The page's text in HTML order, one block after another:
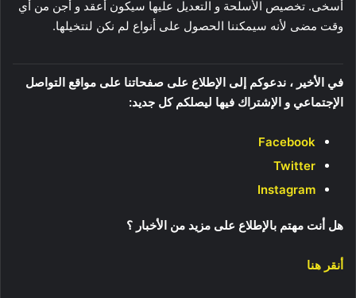
أسخى. تخصيص الأسلحة و التعديل عليها سيكون أعقد و أجن من أي
وقت مضى لأنه سيمكننا الحصول على أنواع لم نكن لنتخيلها.
في الأخير ، ندعوكم إلى الإطلاع على صفحاتنا على مواقع التواصل
الإجتماعي و الإشتراك فيها ليصلكم كل جديد:
Facebook
Twitter
Instagram
هل أنت مهتم بالإطلاع على مزيد من الأخبار ؟
أنقر هنا